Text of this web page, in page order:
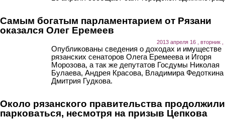
Самым богатым парламентарием от Рязани
оказался Олег Еремеев
2013 апреля 16 , вторник ,
Опубликованы сведения о доходах и имуществе
рязанских сенаторов Олега Еремеева и Игоря
Морозова, а так же депутатов Госдумы Николая
Булаева, Андрея Красова, Владимира Федоткина
Дмитрия Гудкова.
Около рязанского правительства продолжили
парковаться, несмотря на призыв Цепкова